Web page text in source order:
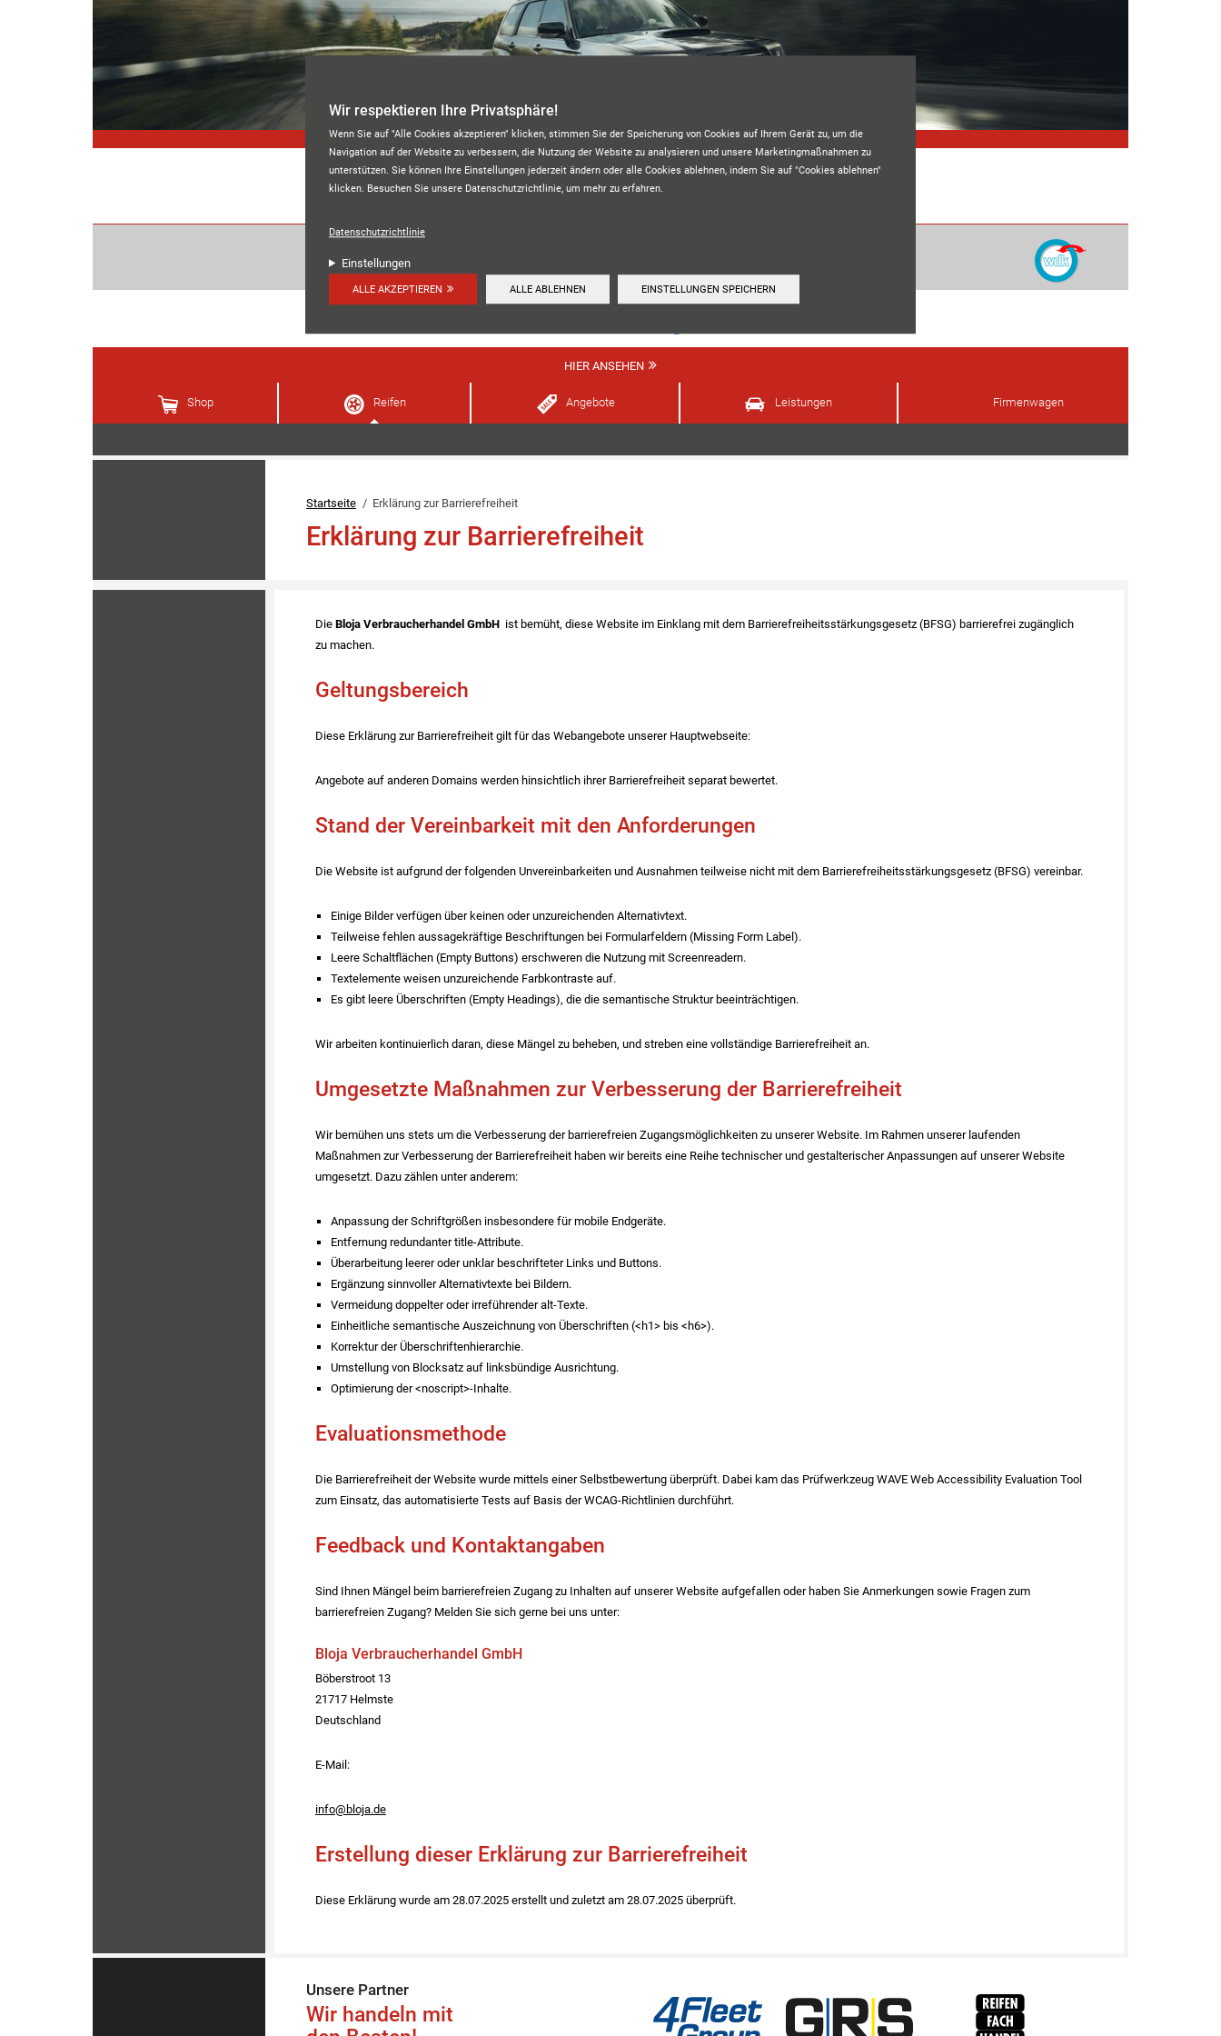
Wir respektieren Ihre Privatsphäre!
Wenn Sie auf "Alle Cookies akzeptieren" klicken, stimmen Sie der Speicherung von Cookies auf Ihrem Gerät zu, um die
Navigation auf der Website zu verbessern, die Nutzung der Website zu analysieren und unsere Marketingmaßnahmen zu
unterstützen. Sie können Ihre Einstellungen jederzeit ändern oder alle Cookies ablehnen, indem Sie auf "Cookies ablehnen"
klicken. Besuchen Sie unsere Datenschutzrichtlinie, um mehr zu erfahren.
Datenschutzrichtlinie
Einstellungen
ALLE AKZEPTIEREN ALLE ABLEHNEN EINSTELLUNGEN SPEICHERN
Unsere Kundenbewertungen:
HIER ANSEHEN
Shop Reifen Angebote Leistungen Firmenwagen
Startseite Erklärung zur Barrierefreiheit
Erklärung zur Barrierefreiheit
Die Bloja Verbraucherhandel GmbH ist bemüht, diese Website im Einklang mit dem Barrierefreiheitsstärkungsgesetz (BFSG) barrierefrei zugänglich
zu machen.
Geltungsbereich
Diese Erklärung zur Barrierefreiheit gilt für das Webangebote unserer Hauptwebseite:
Angebote auf anderen Domains werden hinsichtlich ihrer Barrierefreiheit separat bewertet.
Stand der Vereinbarkeit mit den Anforderungen
Die Website ist aufgrund der folgenden Unvereinbarkeiten und Ausnahmen teilweise nicht mit dem Barrierefreiheitsstärkungsgesetz (BFSG) vereinbar.
Einige Bilder verfügen über keinen oder unzureichenden Alternativtext.
Teilweise fehlen aussagekräftige Beschriftungen bei Formularfeldern (Missing Form Label).
Leere Schaltflächen (Empty Buttons) erschweren die Nutzung mit Screenreadern.
Textelemente weisen unzureichende Farbkontraste auf.
Es gibt leere Überschriften (Empty Headings), die die semantische Struktur beeinträchtigen.
Wir arbeiten kontinuierlich daran, diese Mängel zu beheben, und streben eine vollständige Barrierefreiheit an.
Umgesetzte Maßnahmen zur Verbesserung der Barrierefreiheit
Wir bemühen uns stets um die Verbesserung der barrierefreien Zugangsmöglichkeiten zu unserer Website. Im Rahmen unserer laufenden
Maßnahmen zur Verbesserung der Barrierefreiheit haben wir bereits eine Reihe technischer und gestalterischer Anpassungen auf unserer Website
umgesetzt. Dazu zählen unter anderem:
Anpassung der Schriftgrößen insbesondere für mobile Endgeräte.
Entfernung redundanter title-Attribute.
Überarbeitung leerer oder unklar beschrifteter Links und Buttons.
Ergänzung sinnvoller Alternativtexte bei Bildern.
Vermeidung doppelter oder irreführender alt-Texte.
Einheitliche semantische Auszeichnung von Überschriften (<h1> bis <h6>).
Korrektur der Überschriftenhierarchie.
Umstellung von Blocksatz auf linksbündige Ausrichtung.
Optimierung der <noscript>-Inhalte.
Evaluationsmethode
Die Barrierefreiheit der Website wurde mittels einer Selbstbewertung überprüft. Dabei kam das Prüfwerkzeug WAVE Web Accessibility Evaluation Tool
zum Einsatz, das automatisierte Tests auf Basis der WCAG-Richtlinien durchführt.
Feedback und Kontaktangaben
Sind Ihnen Mängel beim barrierefreien Zugang zu Inhalten auf unserer Website aufgefallen oder haben Sie Anmerkungen sowie Fragen zum
barrierefreien Zugang? Melden Sie sich gerne bei uns unter:
Bloja Verbraucherhandel GmbH
Böberstroot 13
21717 Helmste
Deutschland
E-Mail:
info@bloja.de
Erstellung dieser Erklärung zur Barrierefreiheit
Diese Erklärung wurde am 28.07.2025 erstellt und zuletzt am 28.07.2025 überprüft.
Unsere Partner
Wir handeln mit